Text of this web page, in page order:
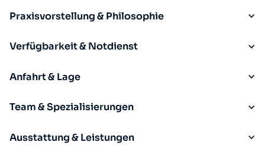
Praxisvorstellung & Philosophie
Verfügbarkeit & Notdienst
Anfahrt & Lage
Team & Spezialisierungen
Ausstattung & Leistungen